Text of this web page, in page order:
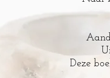
Deze